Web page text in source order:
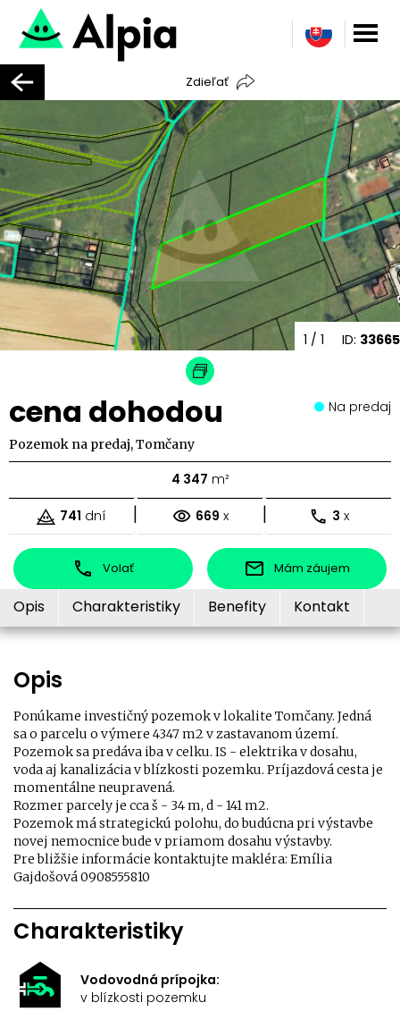
Zdieľať
ID: 33665
1 / 1
cena dohodou Na predaj
Pozemok na predaj, Tomčany
4 347 m²
741 dní | 669 x | 3 x
Volať Mám záujem
Opis Charakteristiky Benefity Kontakt
Opis
Ponúkame investičný pozemok v lokalite Tomčany. Jedná
sa o parcelu o výmere 4347 m2 v zastavanom území.
Pozemok sa predáva iba v celku. IS - elektrika v dosahu,
voda aj kanalizácia v blízkosti pozemku. Príjazdová cesta je
momentálne neupravená.
Rozmer parcely je cca š - 34 m, d - 141 m2.
Pozemok má strategickú polohu, do budúcna pri výstavbe
novej nemocnice bude v priamom dosahu výstavby.
Pre bližšie informácie kontaktujte makléra: Emília
Gajdošová 0908555810
Charakteristiky
Vodovodná prípojka:
v blízkosti pozemku